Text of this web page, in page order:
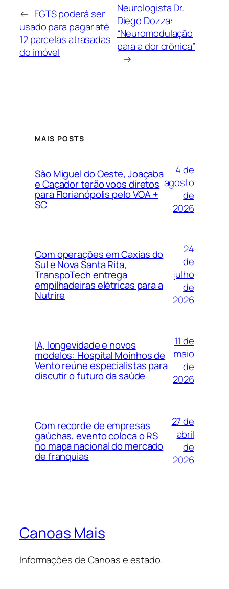
← FGTS poderá ser
usado para pagar até
12 parcelas atrasadas
do imóvel
Neurologista Dr.
Diego Dozza:
“Neuromodulação
para a dor crônica”
→
MAIS POSTS
São Miguel do Oeste, Joaçaba
e Caçador terão voos diretos
para Florianópolis pelo VOA +
SC
4 de
agosto
de
2026
Com operações em Caxias do
Sul e Nova Santa Rita,
TranspoTech entrega
empilhadeiras elétricas para a
Nutrire
24
de
julho
de
2026
IA, longevidade e novos
modelos: Hospital Moinhos de
Vento reúne especialistas para
discutir o futuro da saúde
11 de
maio
de
2026
Com recorde de empresas
gaúchas, evento coloca o RS
no mapa nacional do mercado
de franquias
27 de
abril
de
2026
Canoas Mais
Informações de Canoas e estado.